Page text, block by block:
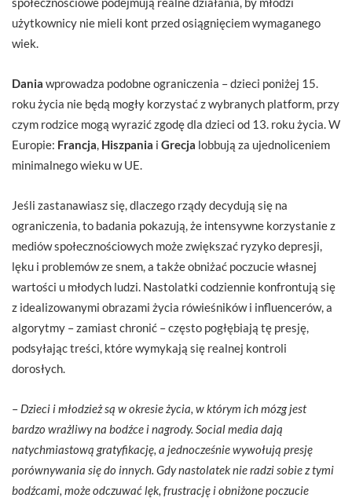
użytkownicy nie mieli kont przed osiągnięciem wymaganego
wiek.
Dania wprowadza podobne ograniczenia – dzieci poniżej 15.
roku życia nie będą mogły korzystać z wybranych platform, przy
czym rodzice mogą wyrazić zgodę dla dzieci od 13. roku życia. W
Europie: Francja Hiszpania i Grecja lobbują za ujednoliceniem
minimalnego wieku w UE.
Jeśli zastanawiasz się, dlaczego rządy decydują się na
ograniczenia, to badania pokazują, że intensywne korzystanie z
mediów społecznościowych może zwiększać ryzyko depresji,
lęku i problemów ze snem, a także obniżać poczucie własnej
wartości u młodych ludzi. Nastolatki codziennie konfrontują się
z idealizowanymi obrazami życia rówieśników i influencerów, a
algorytmy – zamiast chronić – często pogłębiają tę presję,
podsyłając treści, które wymykają się realnej kontroli
dorosłych.
– Dzieci i młodzież są w okresie życia, w którym ich mózg jest
bardzo wrażliwy na bodźce i nagrody. Social media dają
natychmiastową gratyfikację, a jednocześnie wywołują presję
porównywania się do innych. Gdy nastolatek nie radzi sobie z tymi
bodźcami, może odczuwać lęk, frustrację i obniżone poczucie